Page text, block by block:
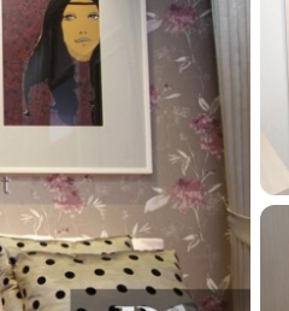
Add comparative units
Number 2